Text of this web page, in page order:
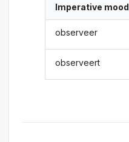
Imperative mood
observeer
observeert